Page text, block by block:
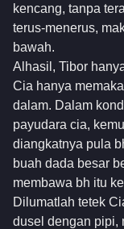
kencang, tanpa
terus-menerus,
bawah.
Alhasil, Tibor
Cia hanya
dalam. Dalam
payudara cia,
diangkatnya pula
buah dada besar
membawa bh itu
Dilumatlah tetek
dusel dengan pipi,